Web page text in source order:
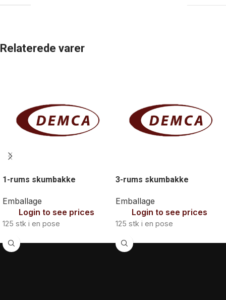
Relaterede varer
1-rums skumbakke
Emballage
Login to see prices
125 stk i en pose
3-rums skumbakke
Emballage
Login to see prices
125 stk i en pose